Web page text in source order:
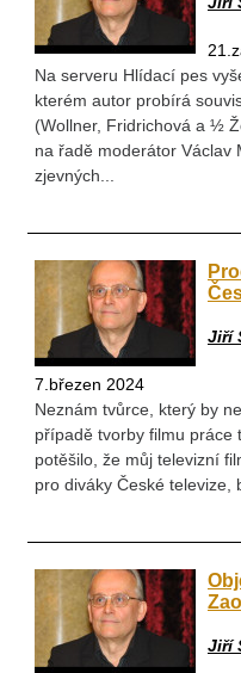
Na serveru Hlídací pes
kterém autor probírá
(Wollner, Fridrichová a ½
na řadě moderátor Václav
zjevných...
Jiří
7.březen 2024
Neznám tvůrce, který by
případě tvorby filmu
potěšilo, že můj televizní
pro diváky České televize,
Jiří